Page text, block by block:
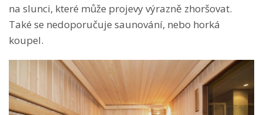
na slunci, které může projevy výrazně zhoršovat.
Také se nedoporučuje saunování, nebo horká
koupel.